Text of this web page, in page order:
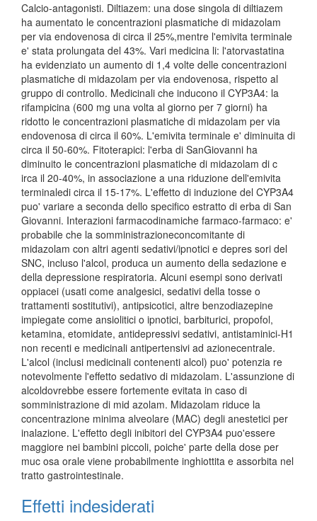
Calcio-antagonisti. Diltiazem: una dose singola di diltiazem
ha aumentato le concentrazioni plasmatiche di midazolam
per via endovenosa di circa il 25%,mentre l'emivita terminale
e' stata prolungata del 43%. Vari medicina li: l'atorvastatina
ha evidenziato un aumento di 1,4 volte delle concentrazioni
plasmatiche di midazolam per via endovenosa, rispetto al
gruppo di controllo. Medicinali che inducono il CYP3A4: la
rifampicina (600 mg una volta al giorno per 7 giorni) ha
ridotto le concentrazioni plasmatiche di midazolam per via
endovenosa di circa il 60%. L'emivita terminale e' diminuita di
circa il 50-60%. Fitoterapici: l'erba di SanGiovanni ha
diminuito le concentrazioni plasmatiche di midazolam di c
irca il 20-40%, in associazione a una riduzione dell'emivita
terminaledi circa il 15-17%. L'effetto di induzione del CYP3A4
puo' variare a seconda dello specifico estratto di erba di San
Giovanni. Interazioni farmacodinamiche farmaco-farmaco: e'
probabile che la somministrazioneconcomitante di
midazolam con altri agenti sedativi/ipnotici e depres sori del
SNC, incluso l'alcol, produca un aumento della sedazione e
della depressione respiratoria. Alcuni esempi sono derivati
oppiacei (usati come analgesici, sedativi della tosse o
trattamenti sostitutivi), antipsicotici, altre benzodiazepine
impiegate come ansiolitici o ipnotici, barbiturici, propofol,
ketamina, etomidate, antidepressivi sedativi, antistaminici-H1
non recenti e medicinali antipertensivi ad azionecentrale.
L'alcol (inclusi medicinali contenenti alcol) puo' potenzia re
notevolmente l'effetto sedativo di midazolam. L'assunzione di
alcoldovrebbe essere fortemente evitata in caso di
somministrazione di mid azolam. Midazolam riduce la
concentrazione minima alveolare (MAC) degli anestetici per
inalazione. L'effetto degli inibitori del CYP3A4 puo'essere
maggiore nei bambini piccoli, poiche' parte della dose per
muc osa orale viene probabilmente inghiottita e assorbita nel
tratto gastrointestinale.
Effetti indesiderati